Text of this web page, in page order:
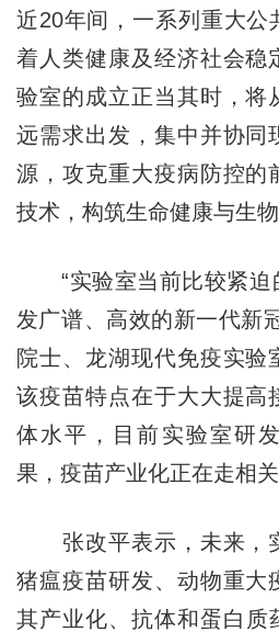
近20年间，一系列重大公
着人类健康及经济社会稳
验室的成立正当其时，将
远需求出发，集中并协同
源，攻克重大疫病防控的
技术，构筑生命健康与生物
“实验室当前比较紧迫
发广谱、高效的新一代新
院士、龙湖现代免疫实验
该疫苗特点在于大大提高
体水平，目前实验室研
果，疫苗产业化正在走相关
张改平表示，未来，
猪瘟疫苗研发、动物重大
其产业化、抗体和蛋白质